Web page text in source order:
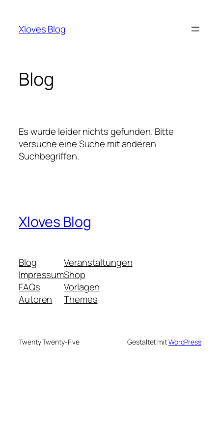
springen
Xloves Blog
Blog
Es wurde leider nichts gefunden. Bitte
versuche eine Suche mit anderen
Suchbegriffen.
Xloves Blog
Blog
Impressum
FAQs
Autoren
Veranstaltungen
Shop
Vorlagen
Themes
Twenty Twenty-Five Gestaltet mitWordPress